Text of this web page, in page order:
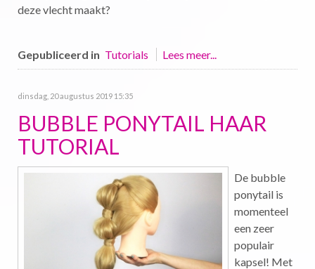
deze vlecht maakt?
Gepubliceerd in Tutorials Lees meer...
dinsdag, 20 augustus 2019 15:35
BUBBLE PONYTAIL HAAR
TUTORIAL
De bubble
ponytail is
momenteel
een zeer
populair
kapsel! Met